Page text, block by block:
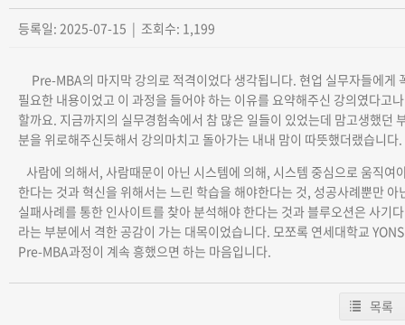
등록일: 2025-07-15 | 조회수: 1,199
Pre-MBA의 마지막 강의로 적격이었다 생각됩니다. 현업 실무자들에게
필요한 내용이었고 이 과정을 들어야 하는 이유를 요약해주신 강의였다고나
할까요. 지금까지의 실무경험속에서 참 많은 일들이 있었는데 맘고생했던
분을 위로해주신듯해서 강의마치고 돌아가는 내내 맘이 따뜻했더랬습니다.
사람에 의해서, 사람때문이 아닌 시스템에 의해, 시스템 중심으로 움직여
한다는 것과 혁신을 위해서는 느린 학습을 해야한다는 것, 성공사례뿐만 아
실패사례를 통한 인사이트를 찾아 분석해야 한다는 것과 블루오션은 사기다
라는 부분에서 격한 공감이 가는 대목이었습니다. 모쪼록 연세대학교
Pre-MBA과정이 계속 흥했으면 하는 마음입니다.
목록